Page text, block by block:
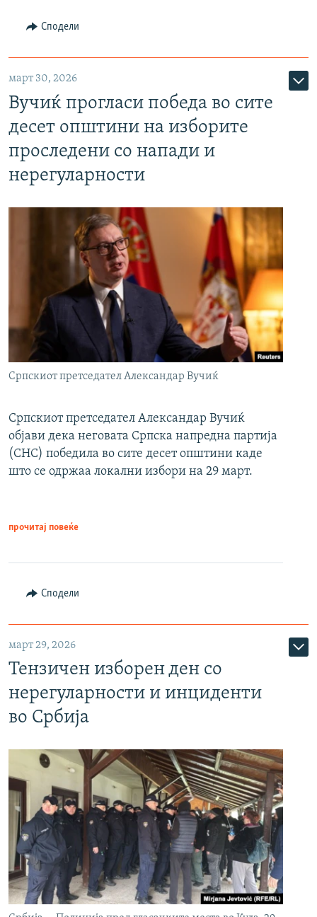
Сподели
март 30, 2026
Вучиќ прогласи победа во сите
десет општини на изборите
проследени со напади и
нерегуларности
Српскиот претседател Александар Вучиќ
Српскиот претседател Александар Вучиќ
објави дека неговата Српска напредна партија
(СНС) победила во сите десет општини каде
што се одржаа локални избори на 29 март.
прочитај повеќе
Сподели
март 29, 2026
Тензичен изборен ден со
нерегуларности и инциденти
во Србија